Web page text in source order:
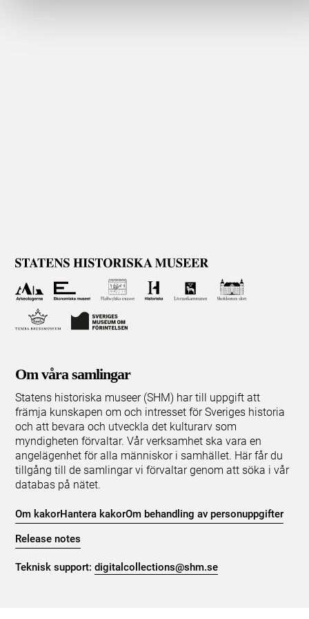
Om våra samlingar
Statens historiska museer (SHM) har till uppgift att
främja kunskapen om och intresset för Sveriges historia
och att bevara och utveckla det kulturarv som
myndigheten förvaltar. Vår verksamhet ska vara en
angelägenhet för alla människor i samhället. Här får du
tillgång till de samlingar vi förvaltar genom att söka i vår
databas på nätet.
Om kakorHantera kakorOm behandling av personuppgifter
Release notes
Teknisk support:digitalcollections@shm.se